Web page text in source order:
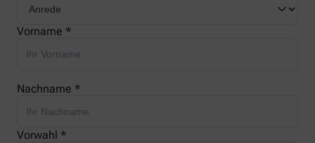
Vorname *
Nachname *
Vorwahl *